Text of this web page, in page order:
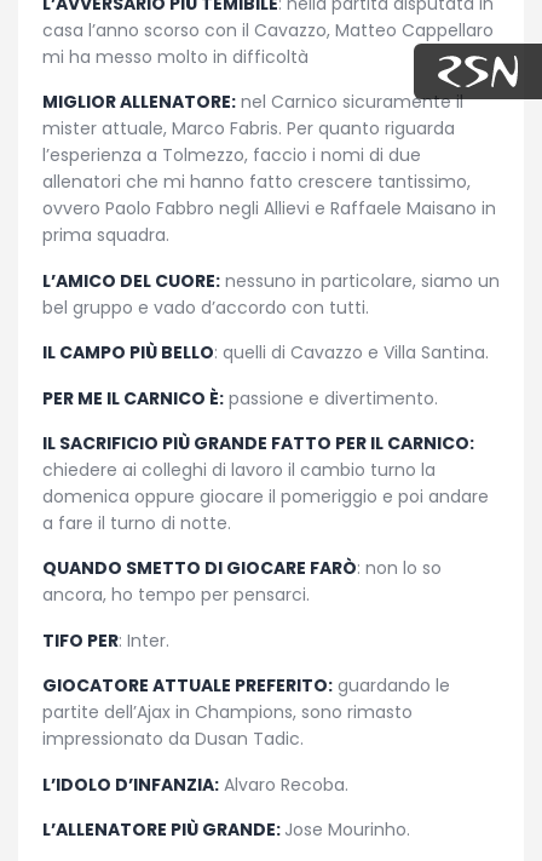
casa l’anno scorso con il Cavazzo, Matteo Cappellaro
mi ha messo molto in difficoltà
MIGLIOR ALLENATORE: nel Carnico sicuramente il
mister attuale, Marco Fabris. Per quanto riguarda
l’esperienza a Tolmezzo, faccio i nomi di due
allenatori che mi hanno fatto crescere tantissimo,
ovvero Paolo Fabbro negli Allievi e Raffaele Maisano in
prima squadra.
L’AMICO DEL CUORE: nessuno in particolare, siamo un
bel gruppo e vado d’accordo con tutti.
IL CAMPO PIÙ BELLO: quelli di Cavazzo e Villa Santina.
PER ME IL CARNICO È: passione e divertimento.
IL SACRIFICIO PIÙ GRANDE FATTO PER IL CARNICO:
chiedere ai colleghi di lavoro il cambio turno la
domenica oppure giocare il pomeriggio e poi andare
a fare il turno di notte.
QUANDO SMETTO DI GIOCARE FARÒ: non lo so
ancora, ho tempo per pensarci.
TIFO PER: Inter.
GIOCATORE ATTUALE PREFERITO: guardando le
partite dell’Ajax in Champions, sono rimasto
impressionato da Dusan Tadic.
L’IDOLO D’INFANZIA: Alvaro Recoba.
L’ALLENATORE PIÙ GRANDE: Jose Mourinho.